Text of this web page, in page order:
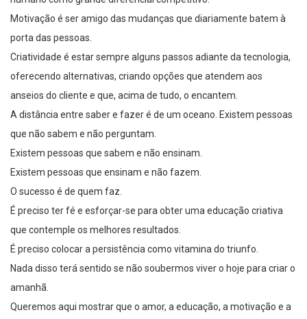
Motivação é ser amigo das mudanças que diariamente batem à
porta das pessoas.
Criatividade é estar sempre alguns passos adiante da tecnologia,
oferecendo alternativas, criando opções que atendem aos
anseios do cliente e que, acima de tudo, o encantem.
A distância entre saber e fazer é de um oceano. Existem pessoas
que não sabem e não perguntam.
Existem pessoas que sabem e não ensinam.
Existem pessoas que ensinam e não fazem.
O sucesso é de quem faz.
É preciso ter fé e esforçar-se para obter uma educação criativa
que contemple os melhores resultados.
É preciso colocar a persistência como vitamina do triunfo.
Nada disso terá sentido se não soubermos viver o hoje para criar o
amanhã.
Queremos aqui mostrar que o amor, a educação, a motivação e a